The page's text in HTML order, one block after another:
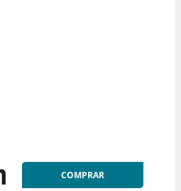
COMPRAR